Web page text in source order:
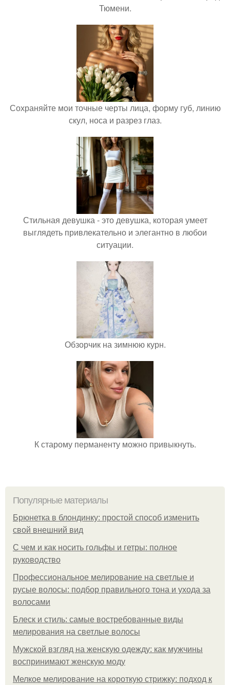
Тюмени.
Сохраняйте мои точные черты лица, форму губ, линию
скул, носа и разрез глаз.
Стильная девушка - это девушка, которая умеет
выглядеть привлекательно и элегантно в любои
ситуации.
Обзорчик на зимнюю курн.
К старому перманенту можно привыкнуть.
Популярные материалы
Брюнетка в блондинку: простой способ изменить
свой внешний вид
С чем и как носить гольфы и гетры: полное
руководство
Профессиональное мелирование на светлые и
русые волосы: подбор правильного тона и ухода за
волосами
Блеск и стиль: самые востребованные виды
мелирования на светлые волосы
Мужской взгляд на женскую одежду: как мужчины
воспринимают женскую моду
Мелкое мелирование на короткую стрижку: подход к